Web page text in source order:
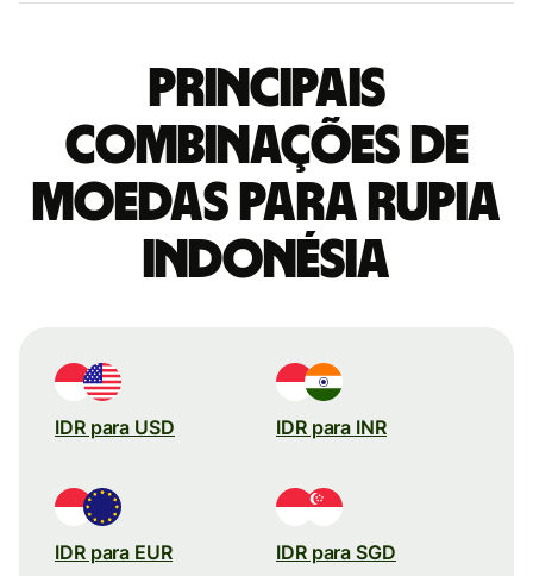
Principais
combinações de
moedas para Rupia
indonésia
IDR para USD IDR para INR
IDR para EUR IDR para SGD